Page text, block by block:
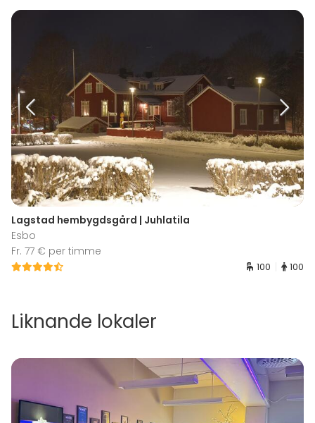
Lagstad hembygdsgård | Juhlatila
Esbo
Fr. 77 € per timme
100 100
Liknande lokaler